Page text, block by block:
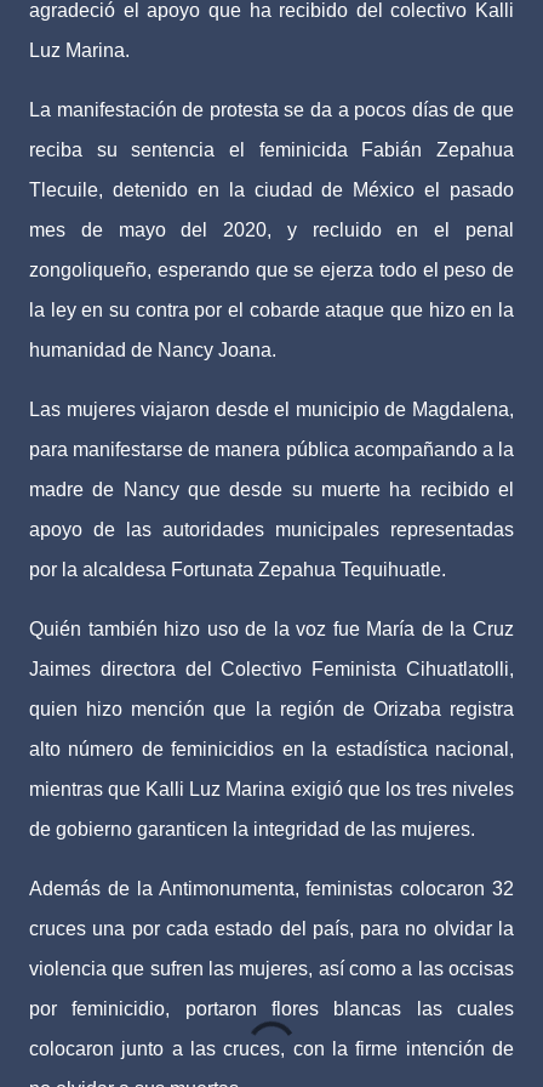
agradeció el apoyo que ha recibido del colectivo Kalli
Luz Marina.
La manifestación de protesta se da a pocos días de que
reciba su sentencia el feminicida Fabián Zepahua
Tlecuile, detenido en la ciudad de México el pasado
mes de mayo del 2020, y recluido en el penal
zongoliqueño, esperando que se ejerza todo el peso de
la ley en su contra por el cobarde ataque que hizo en la
humanidad de Nancy Joana.
Las mujeres viajaron desde el municipio de Magdalena,
para manifestarse de manera pública acompañando a la
madre de Nancy que desde su muerte ha recibido el
apoyo de las autoridades municipales representadas
por la alcaldesa Fortunata Zepahua Tequihuatle.
Quién también hizo uso de la voz fue María de la Cruz
Jaimes directora del Colectivo Feminista Cihuatlatolli,
quien hizo mención que la región de Orizaba registra
alto número de feminicidios en la estadística nacional,
mientras que Kalli Luz Marina exigió que los tres niveles
de gobierno garanticen la integridad de las mujeres.
Además de la Antimonumenta, feministas colocaron 32
cruces una por cada estado del país, para no olvidar la
violencia que sufren las mujeres, así como a las occisas
por feminicidio, portaron flores blancas las cuales
colocaron junto a las cruces, con la firme intención de